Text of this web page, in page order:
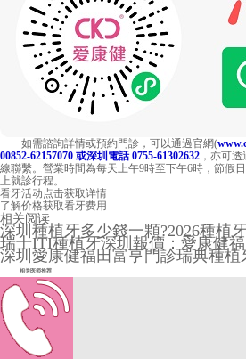
如需諮詢詳情或預約門診，可以通過官網(
00852-62157070 或深圳電話 0755-61302632 ，亦可透
線聯繫。營業時間為每天上午9時至下午6時，節假
上就診行程。
看牙活动点击获取详情
了解价格获取看牙费用
相关阅读
深圳種植牙多少錢一顆?2026種植
瑞士ITI種植牙深圳報價：愛康健
深圳愛康健福田富亨門診瑞典種植
相关医师推荐